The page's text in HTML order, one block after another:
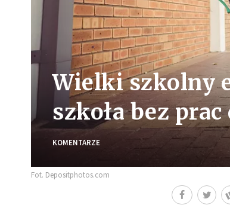
Wielki szkolny
szkoła bez
KOMENTARZE
Fot. Depositphotos.com